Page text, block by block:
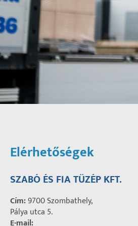
Elérhetőségek
SZABÓ ÉS FIA TÜZÉP KFT.
Cím:9700 Szombathely,
Pálya utca 5.